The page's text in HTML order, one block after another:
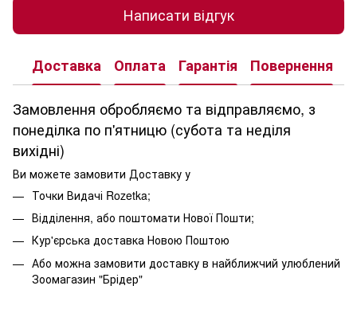
Написати відгук
Доставка Оплата Гарантія Повернення
Замовлення обробляємо та відправляємо, з
понеділка по п'ятницю (субота та неділя
вихідні)
Ви можете замовити Доставку у
Точки Видачі Rozetka;
Відділення, або поштомати Нової Пошти;
Кур'єрська доставка Новою Поштою
Або можна замовити доставку в найближчий улюблений
Зоомагазин "Брідер"